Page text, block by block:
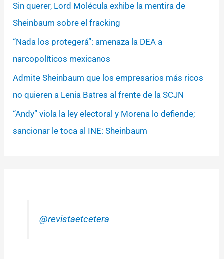
Sin querer, Lord Molécula exhibe la mentira de
Sheinbaum sobre el fracking
“Nada los protegerá”: amenaza la DEA a
narcopolíticos mexicanos
Admite Sheinbaum que los empresarios más ricos
no quieren a Lenia Batres al frente de la SCJN
“Andy” viola la ley electoral y Morena lo defiende;
sancionar le toca al INE: Sheinbaum
@revistaetcetera